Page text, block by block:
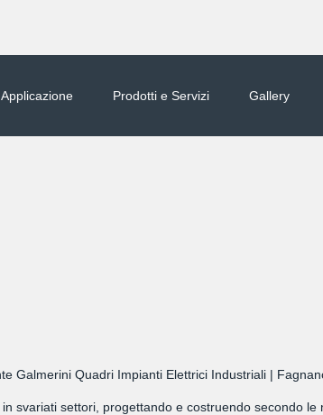
Prodotti e Servizi Gallery
Galmerini Quadri Impianti Elettrici Industriali |
svariati settori, progettando e costruendo secondo le